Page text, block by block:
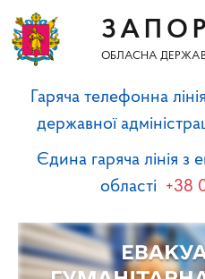
ОБЛАСНА
Гаряча телефонна
державної
Єдина гаряча лінія з
області +38